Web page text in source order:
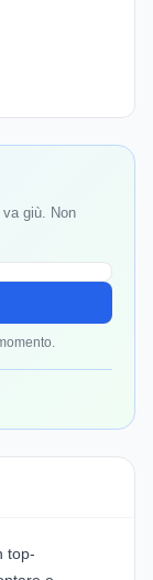
giù. Non
top-